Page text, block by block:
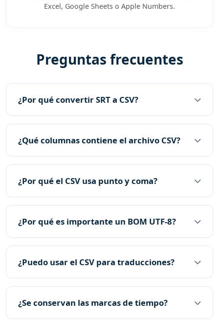
Excel, Google Sheets o Apple Numbers.
Preguntas frecuentes
¿Por qué convertir SRT a CSV?
¿Qué columnas contiene el archivo CSV?
¿Por qué el CSV usa punto y coma?
¿Por qué es importante un BOM UTF-8?
¿Puedo usar el CSV para traducciones?
¿Se conservan las marcas de tiempo?